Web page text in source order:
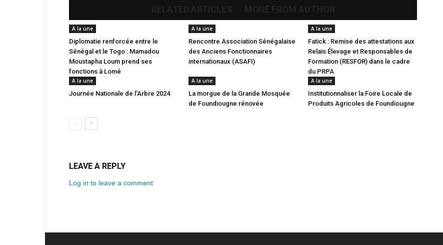
A la une
Diplomatie renforcée entre le
Sénégal et le Togo : Mamadou
Moustapha Loum prend ses
fonctions à Lomé
A la une
Rencontre Association Sénégalaise
des Anciens Fonctionnaires
internationaux (ASAFI)
A la une
Fatick : Remise des attestations aux
Relais Élevage et Responsables de
Formation (RESFOR) dans le cadre
du PRPA
A la une
Journée Nationale de l’Arbre 2024
A la une
La morgue de la Grande Mosquée
de Foundiougne rénovée
A la une
Institutionnaliser la Foire Locale de
Produits Agricoles de Foundiougne
LEAVE A REPLY
Log in to leave a comment